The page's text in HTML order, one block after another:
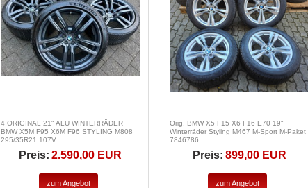
4 ORIGINAL 21" ALU WINTERRÄDER
BMW X5M F95 X6M F96 STYLING M808
295/35R21 107V
Preis: 2.590,00 EUR
zum Angebot
Orig. BMW X5 F15 X6 F16 E70 19"
Winterräder Styling M467 M-Sport M-Paket
7846786
Preis: 899,00 EUR
zum Angebot